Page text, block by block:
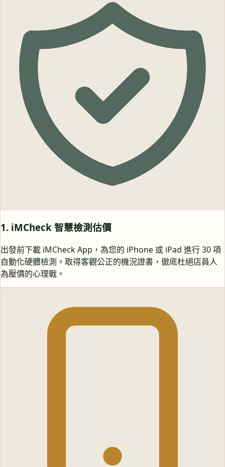
1. iMCheck 智慧檢測估價
出發前下載 iMCheck App，為您的 iPhone 或 iPad 進行 30 項
自動化硬體檢測。取得客觀公正的機況證書，徹底杜絕店員人
為壓價的心理戰。